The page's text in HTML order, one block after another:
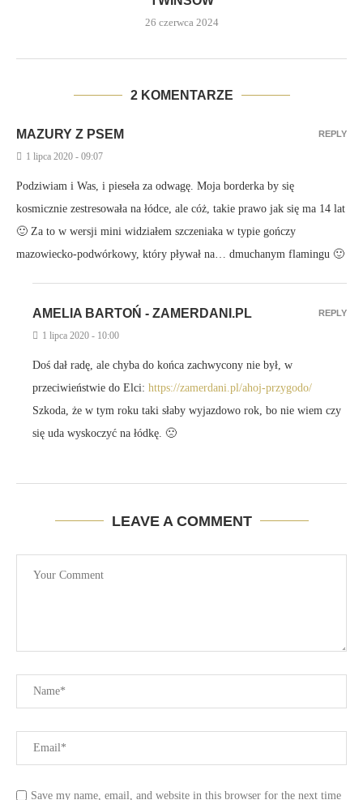
26 czerwca 2024
2 KOMENTARZE
MAZURY Z PSEM
1 lipca 2020 - 09:07
Podziwiam i Was, i pieseła za odwagę. Moja borderka by się
kosmicznie zestresowała na łódce, ale cóż, takie prawo jak się ma 14 lat
🙂 Za to w wersji mini widziałem szczeniaka w typie gończy
mazowiecko-podwórkowy, który pływał na… dmuchanym flamingu 🙂
REPLY
AMELIA BARTOŃ - ZAMERDANI.PL
1 lipca 2020 - 10:00
Doś dał radę, ale chyba do końca zachwycony nie był, w
przeciwieństwie do Elci: https://zamerdani.pl/ahoj-przygodo/
Szkoda, że w tym roku taki słaby wyjazdowo rok, bo nie wiem czy
się uda wyskoczyć na łódkę. 🙁
REPLY
LEAVE A COMMENT
Save my name, email, and website in this browser for the next time